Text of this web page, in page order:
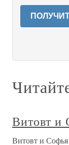
Витовт и
Витовт и